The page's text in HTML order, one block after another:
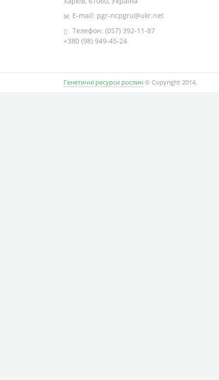
E-mail: pgr-ncpgru@ukr.net
Телефон: (057) 392-11-87
+380 (98) 949-45-24
Генетичні ресурси рослин © Copyright 2014.